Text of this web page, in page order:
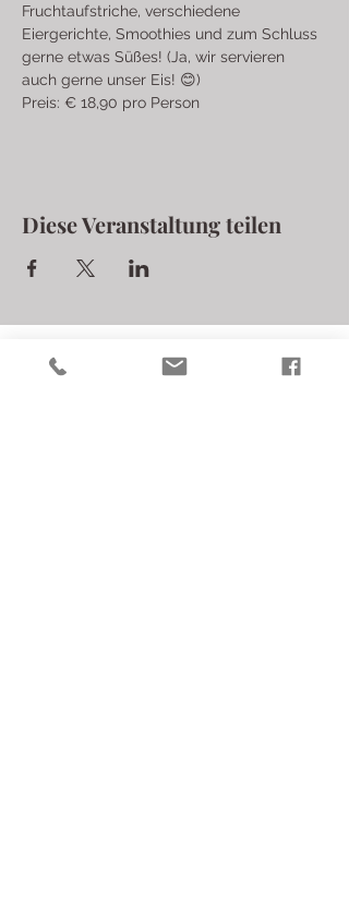
Fruchtaufstriche, verschiedene
Eiergerichte, Smoothies und zum Schluss
gerne etwas Süßes! (Ja, wir servieren
auch gerne unser Eis! 😊)
Preis: € 18,90 pro Person
Diese Veranstaltung teilen
Laschalt Biohofgut